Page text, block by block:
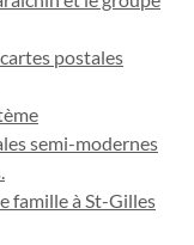
postales
semi-modernes
famille à St-Gilles